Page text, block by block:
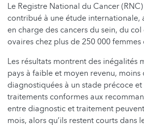
Le Registre National du Cancer
contribué à une étude internationale,
en charge des cancers du sein, du col
ovaires chez plus de 250 000 femmes
Les résultats montrent des inégalités
pays à faible et moyen revenu,
diagnostiquées à un stade précoce
traitements conformes aux
entre diagnostic et traitement
mois, alors qu’ils restent courts dans